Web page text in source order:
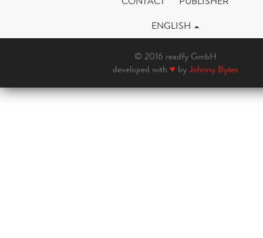
ENGLISH
© 2016 readfy GmbH
developed with ♥ byJohnny Bytes